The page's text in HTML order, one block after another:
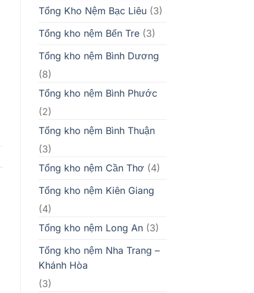
Tổng Kho Nệm Bạc Liêu(3)
Tổng kho nệm Bến Tre(3)
Tổng kho nệm Bình Dương
(8)
Tổng kho nệm Bình Phước
(2)
Tổng kho nệm Bình Thuận
(3)
Tổng kho nệm Cần Thơ (4)
Tổng kho nệm Kiên Giang
(4)
Tổng kho nệm Long An(3)
Tổng kho nệm Nha Trang –
Khánh Hòa
(3)